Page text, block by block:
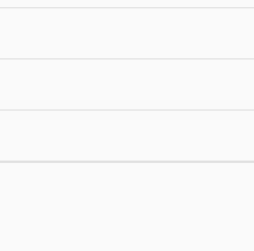
die Nutzung des